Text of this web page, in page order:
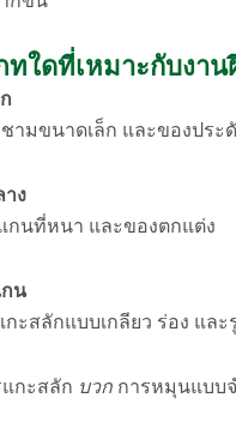
ทใดที่เหมาะกับงา
ามขนาดเล็ก และของประ
าง
กนที่หนา และของตกแต่ง
กน
ะสลักแบบเกลียว ร่อง แล
กะสลัก บวก การหมุนแบบ